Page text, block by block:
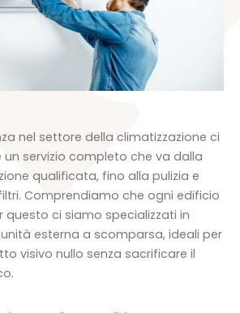
nel settore della climatizzazione ci
servizio completo che va dalla
qualificata, fino alla pulizia e
Comprendiamo che ogni edificio
questo ci siamo specializzati in
esterna a scomparsa, ideali per
visivo nullo senza sacrificare il